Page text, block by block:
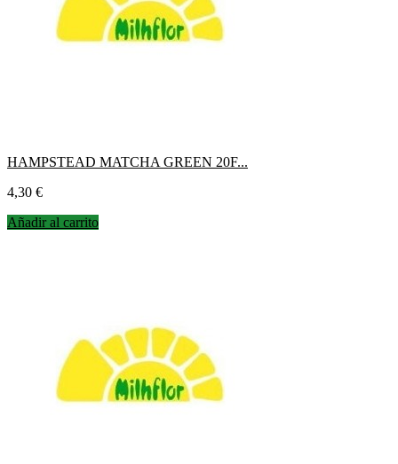
HAMPSTEAD MATCHA GREEN 20F...
Precio
4,30 €
Añadir al carrito